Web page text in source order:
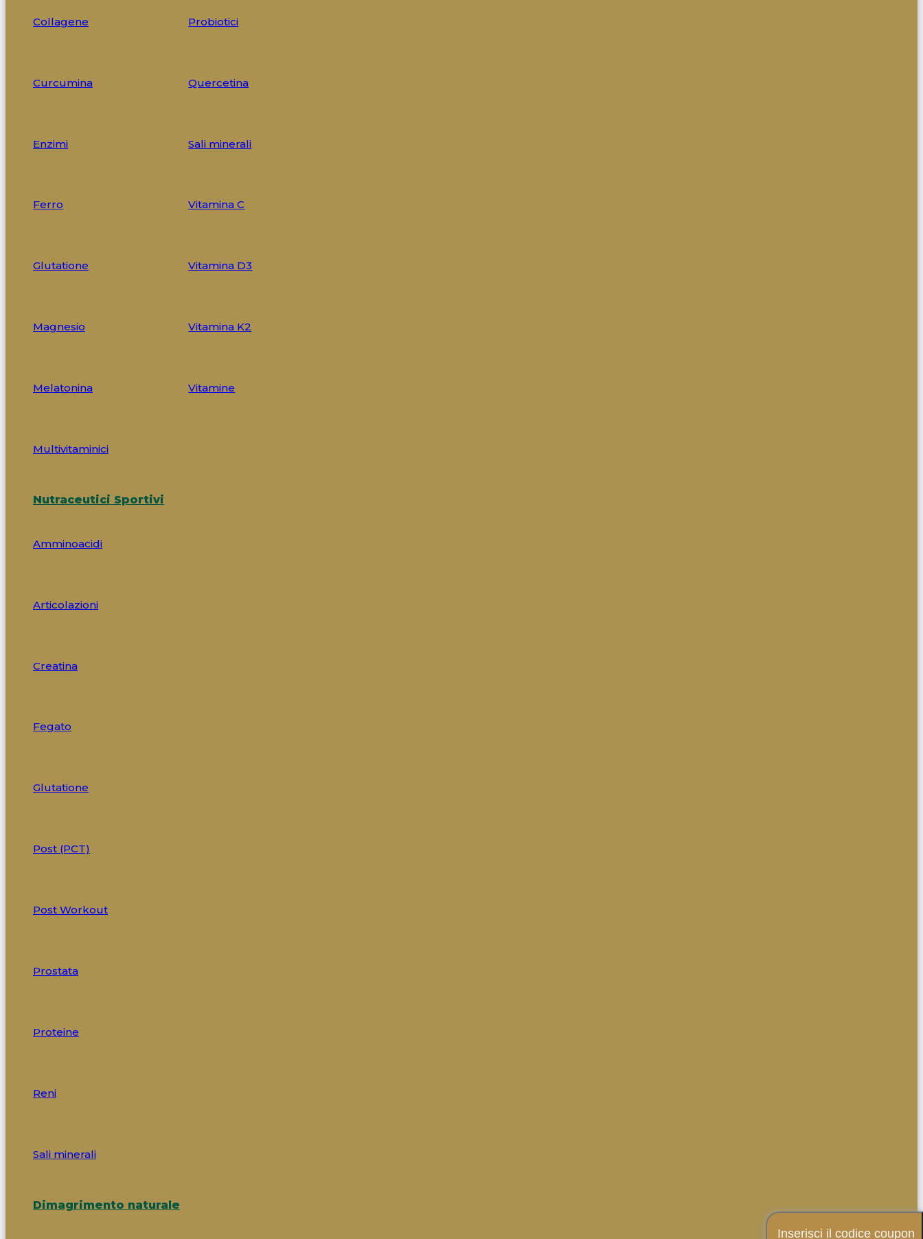
Collagene
Curcumina
Enzimi
Ferro
Glutatione
Magnesio
Melatonina
Multivitaminici
Probiotici
Quercetina
Sali minerali
Vitamina C
Vitamina D3
Vitamina K2
Vitamine
Nutraceutici Sportivi
Amminoacidi
Articolazioni
Creatina
Fegato
Glutatione
Post (PCT)
Post Workout
Prostata
Proteine
Reni
Sali minerali
Dimagrimento naturale
Inserisci il codice coupon